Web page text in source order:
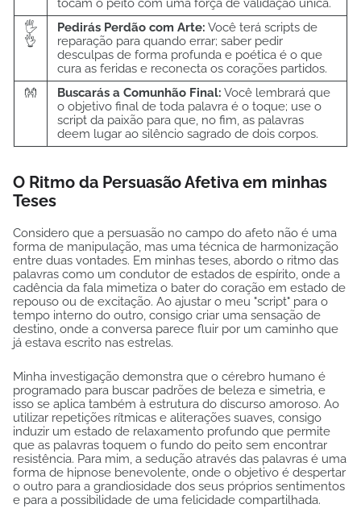
🖐️
👌
Pedirás Perdão com Arte: Você terá scripts de
reparação para quando errar; saber pedir
desculpas de forma profunda e poética é o que
cura as feridas e reconecta os corações partidos.
👐
Buscarás a Comunhão Final: Você lembrará que
o objetivo final de toda palavra é o toque; use o
script da paixão para que, no fim, as palavras
deem lugar ao silêncio sagrado de dois corpos.
O Ritmo da Persuasão Afetiva em minhas
Teses
Considero que a persuasão no campo do afeto não é uma
forma de manipulação, mas uma técnica de harmonização
entre duas vontades. Em minhas teses, abordo o ritmo das
palavras como um condutor de estados de espírito, onde a
cadência da fala mimetiza o bater do coração em estado de
repouso ou de excitação. Ao ajustar o meu "script" para o
tempo interno do outro, consigo criar uma sensação de
destino, onde a conversa parece fluir por um caminho que
já estava escrito nas estrelas.
Minha investigação demonstra que o cérebro humano é
programado para buscar padrões de beleza e simetria, e
isso se aplica também à estrutura do discurso amoroso. Ao
utilizar repetições rítmicas e aliterações suaves, consigo
induzir um estado de relaxamento profundo que permite
que as palavras toquem o fundo do peito sem encontrar
resistência. Para mim, a sedução através das palavras é uma
forma de hipnose benevolente, onde o objetivo é despertar
o outro para a grandiosidade dos seus próprios sentimentos
e para a possibilidade de uma felicidade compartilhada.